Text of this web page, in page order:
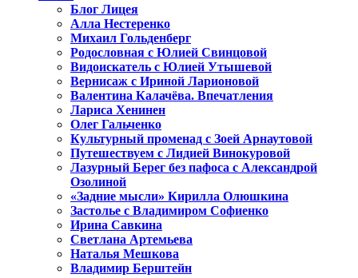
Блог Лицея
Алла Нестеренко
Михаил Гольденберг
Родословная с Юлией Свинцовой
Видоискатель с Юлией Утышевой
Вернисаж с Ириной Ларионовой
Валентина Калачёва. Впечатления
Лариса Хенинен
Олег Гальченко
Культурный променад с Зоей Арнаутовой
Путешествуем с Лидией Винокуровой
Лазурный Берег без пафоса с Александрой
Озолиной
«Задние мысли» Кирилла Олюшкина
Застолье с Владимиром Софиенко
Ирина Савкина
Светлана Артемьева
Наталья Мешкова
Владимир Берштейн